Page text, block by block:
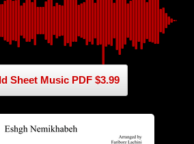
Sheet Music PDF $3.99